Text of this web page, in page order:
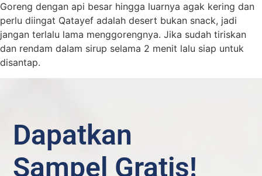
Goreng dengan api besar hingga luarnya agak kering dan
perlu diingat Qatayef adalah desert bukan snack, jadi
jangan terlalu lama menggorengnya. Jika sudah tiriskan
dan rendam dalam sirup selama 2 menit lalu siap untuk
disantap.
Dapatkan
Sampel Gratis!